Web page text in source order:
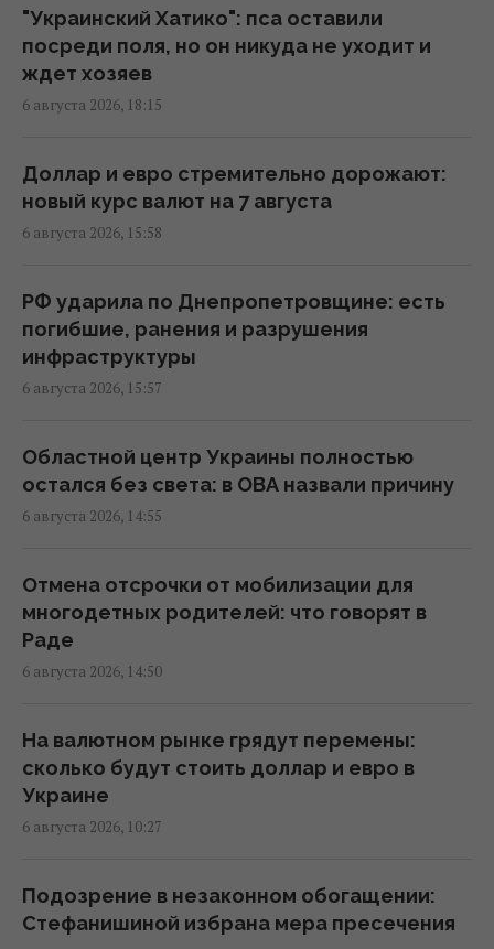
Корецкий объявил об увеличении
заработной платы педагогов с 1 сентября
22:53 четверг, 06 августа 2026
стран: Зеленский о создании украинской
баллистики
22:00 четверг, 06 августа 2026
Добраться на "ноль" становится
практически невозможной задачей, –
Business Insider
20:18 четверг, 06 августа 2026
В Польше заговорили о возможности
перехвата российских ракет над
Украиной, - PAP
В Украине появится новый праздник: что
будут отмечать 8 августа
18:04 четверг, 06 августа 2026
В Еврокомиссии отреагировали на
заявление Зеленского о сокращении
поставок ракет
17:58 четверг, 06 августа 2026
Ракет из США не хватит: эксперт объяснил
проблему с пусковыми установками РФ
"Украинский Хатико": пса оставили
посреди поля, но он никуда не уходит и
ждет хозяев
6 августа 2026, 18:15
Доллар и евро стремительно дорожают:
новый курс валют на 7 августа
6 августа 2026, 15:58
РФ ударила по Днепропетровщине: есть
погибшие, ранения и разрушения
инфраструктуры
6 августа 2026, 15:57
Областной центр Украины полностью
остался без света: в ОВА назвали причину
6 августа 2026, 14:55
Отмена отсрочки от мобилизации для
многодетных родителей: что говорят в
Раде
6 августа 2026, 14:50
На валютном рынке грядут перемены:
сколько будут стоить доллар и евро в
Украине
6 августа 2026, 10:27
Подозрение в незаконном обогащении:
Стефанишиной избрана мера пресечения